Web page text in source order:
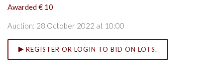
Awarded € 10
Auction: 28 October 2022 at 10:00
REGISTER OR LOGIN TO BID ON LOTS.